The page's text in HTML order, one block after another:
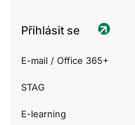
Přihlásit se
E-mail / Office 365+
STAG
E-learning